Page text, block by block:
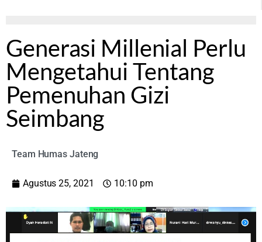
Generasi Millenial Perlu
Mengetahui Tentang
Pemenuhan Gizi
Seimbang
Team Humas Jateng
Agustus 25, 2021 10:10 pm